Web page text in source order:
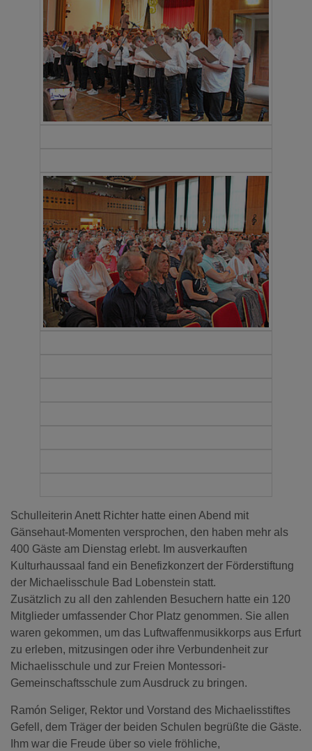
Schulleiterin Anett Richter hatte einen Abend mit
Gänsehaut-Momenten versprochen, den haben mehr als
400 Gäste am Dienstag erlebt. Im ausverkauften
Kulturhaussaal fand ein Benefizkonzert der Förderstiftung
der Michaelisschule Bad Lobenstein statt.
Zusätzlich zu all den zahlenden Besuchern hatte ein 120
Mitglieder umfassender Chor Platz genommen. Sie allen
waren gekommen, um das Luftwaffenmusikkorps aus Erfurt
zu erleben, mitzusingen oder ihre Verbundenheit zur
Michaelisschule und zur Freien Montessori-
Gemeinschaftsschule zum Ausdruck zu bringen.
Ramón Seliger, Rektor und Vorstand des Michaelisstiftes
Gefell, dem Träger der beiden Schulen begrüßte die Gäste.
Ihm war die Freude über so viele fröhliche,